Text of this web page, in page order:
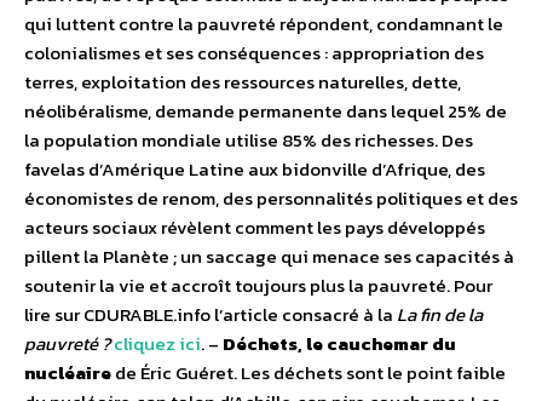
qui luttent contre la pauvreté répondent, condamnant le
colonialismes et ses conséquences : appropriation des
terres, exploitation des ressources naturelles, dette,
néolibéralisme, demande permanente dans lequel 25% de
la population mondiale utilise 85% des richesses. Des
favelas d’Amérique Latine aux bidonville d’Afrique, des
économistes de renom, des personnalités politiques et des
acteurs sociaux révèlent comment les pays développés
pillent la Planète ; un saccage qui menace ses capacités à
soutenir la vie et accroît toujours plus la pauvreté. Pour
lire sur CDURABLE.info l’article consacré à la La fin de la
pauvreté ?cliquez ici. – Déchets, le cauchemar du
nucléairede Éric Guéret. Les déchets sont le point faible